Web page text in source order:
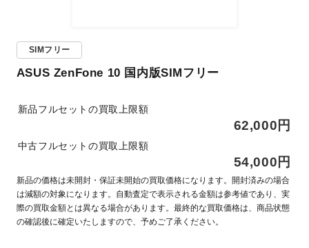
SIMフリー
ASUS ZenFone 10 国内版SIMフリー
新品フルセットの買取上限額
62,000円
中古フルセットの買取上限額
54,000円
新品の価格は未開封・保証未開始の買取価格になります。開封済みの場合
は減額の対象になります。自動査定で表示される金額は参考値であり、実
際の買取金額とは異なる場合があります。最終的な買取価格は、商品状態
の確認後に確定いたしますので、予めご了承ください。